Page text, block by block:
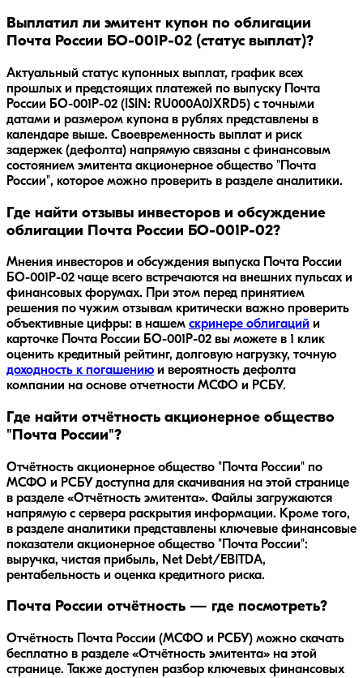
Выплатил ли эмитент купон по облигации
Почта России БО-001P-02 (статус выплат)?
Актуальный статус купонных выплат, график всех
прошлых и предстоящих платежей по выпуску Почта
России БО-001P-02 (ISIN: RU000A0JXRD5) с точными
датами и размером купона в рублях представлены в
календаре выше. Своевременность выплат и риск
задержек (дефолта) напрямую связаны с финансовым
состоянием эмитента акционерное общество "Почта
России", которое можно проверить в разделе аналитики.
Где найти отзывы инвесторов и обсуждение
облигации Почта России БО-001P-02?
Мнения инвесторов и обсуждения выпуска Почта России
БО-001P-02 чаще всего встречаются на внешних пульсах и
финансовых форумах. При этом перед принятием
решения по чужим отзывам критически важно проверить
объективные цифры: в нашем скринере облигаций и
карточке Почта России БО-001P-02 вы можете в 1 клик
оценить кредитный рейтинг, долговую нагрузку, точную
доходность к погашению и вероятность дефолта
компании на основе отчетности МСФО и РСБУ.
Где найти отчётность акционерное общество
"Почта России"?
Отчётность акционерное общество "Почта России" по
МСФО и РСБУ доступна для скачивания на этой странице
в разделе «Отчётность эмитента». Файлы загружаются
напрямую с сервера раскрытия информации. Кроме того,
в разделе аналитики представлены ключевые финансовые
показатели акционерное общество "Почта России":
выручка, чистая прибыль, Net Debt/EBITDA,
рентабельность и оценка кредитного риска.
Почта России отчётность — где посмотреть?
Отчётность Почта России (МСФО и РСБУ) можно скачать
бесплатно в разделе «Отчётность эмитента» на этой
странице. Также доступен разбор ключевых финансовых